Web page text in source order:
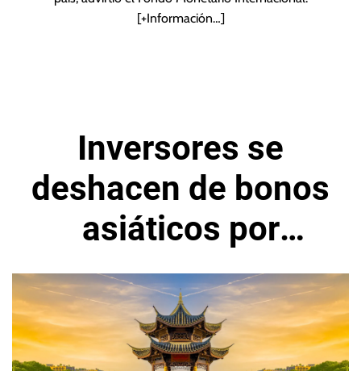
[+Información…]
Inversores se
deshacen de bonos
asiáticos por
subida de
rendimientos de
EEUU